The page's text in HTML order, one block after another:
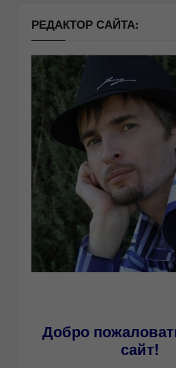
РЕДАКТОР САЙТА:
Добро
сайт!